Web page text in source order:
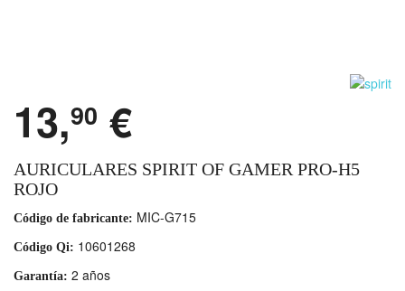
13,90 €
AURICULARES SPIRIT OF GAMER PRO-H5
ROJO
Código de fabricante: MIC-G715
Código Qi: 10601268
Garantía: 2 años